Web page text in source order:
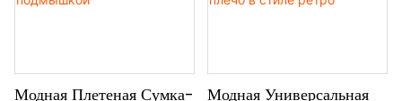
Модная Плетеная Сумка-
Модная Универсальная